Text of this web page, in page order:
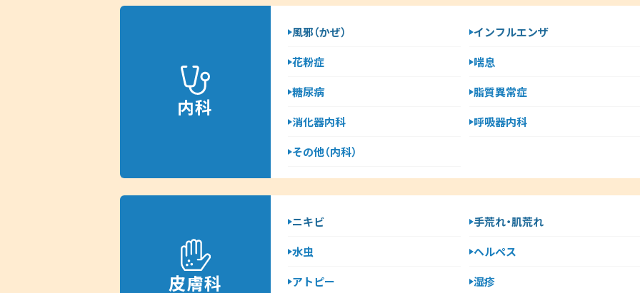
内科
風邪（かぜ）
インフルエンザ
花粉症
喘息
糖尿病
脂質異常症
消化器内科
呼吸器内科
その他（内科）
皮膚科
ニキビ
手荒れ・肌荒れ
水虫
ヘルペス
アトピー
湿疹